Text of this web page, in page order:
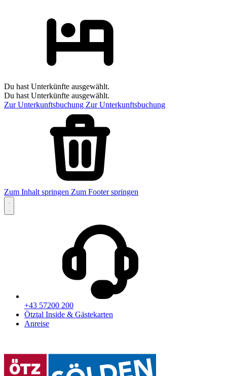
Du hast Unterkünfte ausgewählt.
Du hast Unterkünfte ausgewählt.
Zur Unterkunftsbuchung Zur Unterkunftsbuchung
Zum Inhalt springen Zum Footer springen
+43 57200 200
Ötztal Inside & Gästekarten
Anreise